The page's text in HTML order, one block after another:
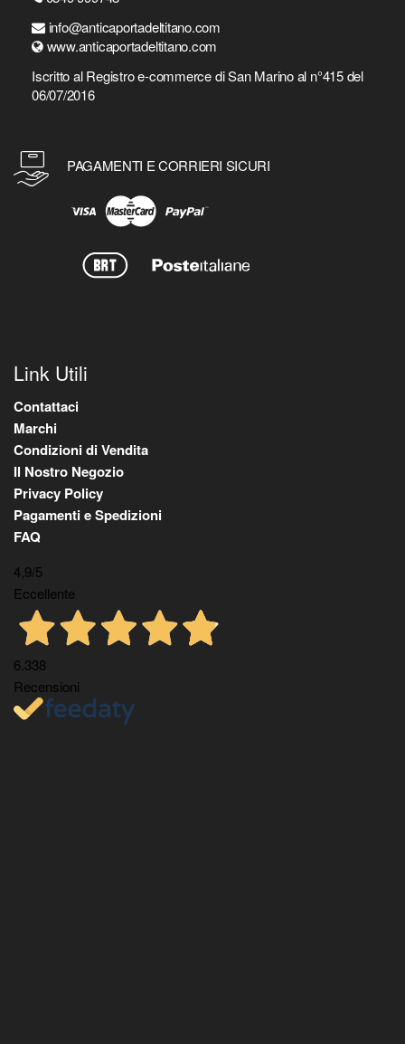
info@anticaportadeltitano.com
www.anticaportadeltitano.com
Iscritto al Registro e-commerce di San Marino al n°415 del
06/07/2016
PAGAMENTI E CORRIERI SICURI
Link Utili
Contattaci
Marchi
Condizioni di Vendita
Il Nostro Negozio
Privacy Policy
Pagamenti e Spedizioni
FAQ
4,9/5
Eccellente
6.338
Recensioni